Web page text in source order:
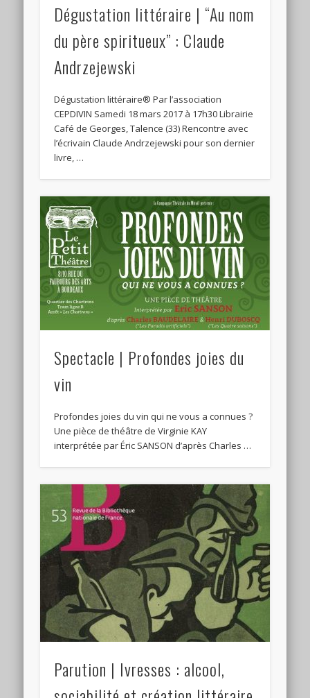
Dégustation littéraire | “Au nom
du père spiritueux” : Claude
Andrzejewski
Dégustation littéraire® Par l’association
CEPDIVIN Samedi 18 mars 2017 à 17h30 Librairie
Café de Georges, Talence (33) Rencontre avec
l’écrivain Claude Andrzejewski pour son dernier
livre, …
Spectacle | Profondes joies du
vin
Profondes joies du vin qui ne vous a connues ?
Une pièce de théâtre de Virginie KAY
interprétée par Éric SANSON d’après Charles …
Parution | Ivresses : alcool,